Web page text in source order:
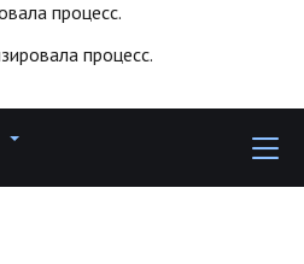
процесс.
процесс.